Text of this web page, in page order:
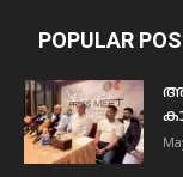
POPULAR